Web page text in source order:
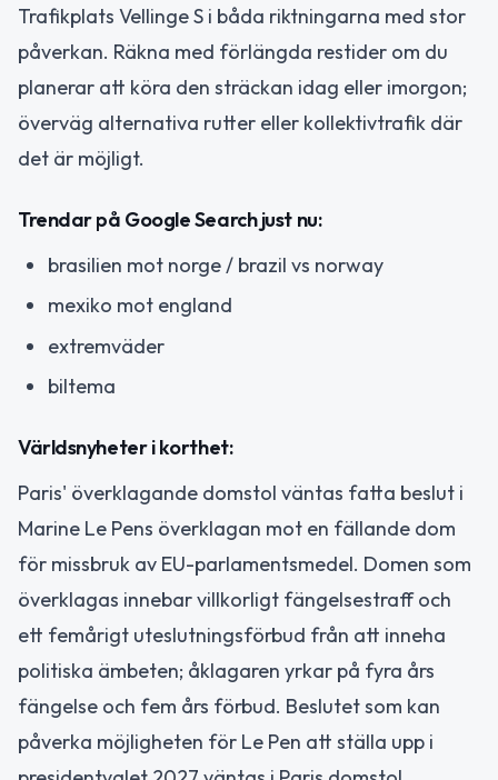
Trafikplats Vellinge S i båda riktningarna med stor
påverkan. Räkna med förlängda restider om du
planerar att köra den sträckan idag eller imorgon;
överväg alternativa rutter eller kollektivtrafik där
det är möjligt.
Trendar på Google Search just nu:
brasilien mot norge / brazil vs norway
mexiko mot england
extremväder
biltema
Världsnyheter i korthet:
Paris' överklagande domstol väntas fatta beslut i
Marine Le Pens överklagan mot en fällande dom
för missbruk av EU-parlamentsmedel. Domen som
överklagas innebar villkorligt fängelsestraff och
ett femårigt uteslutningsförbud från att inneha
politiska ämbeten; åklagaren yrkar på fyra års
fängelse och fem års förbud. Beslutet som kan
påverka möjligheten för Le Pen att ställa upp i